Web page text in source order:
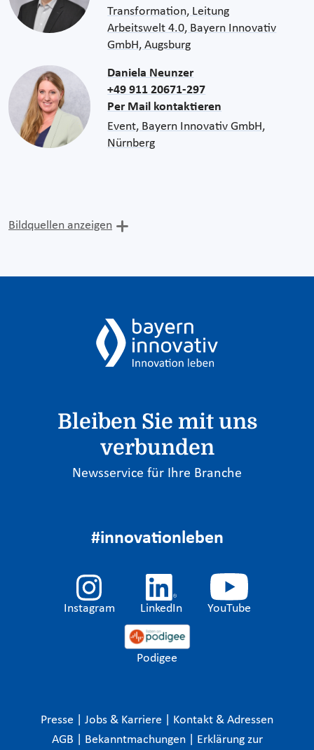
Transformation, Leitung
Arbeitswelt 4.0, Bayern Innovativ
GmbH, Augsburg
Daniela Neunzer
+49 911 20671-297
Per Mail kontaktieren
Event, Bayern Innovativ GmbH,
Nürnberg
Bildquellen anzeigen
Bleiben Sie mit uns
verbunden
Newsservice für Ihre Branche
#innovationleben
Instagram LinkedIn YouTube
Podigee
Presse Jobs & Karriere
Kontakt & Adressen
AGB
Bekanntmachungen
Erklärung zur